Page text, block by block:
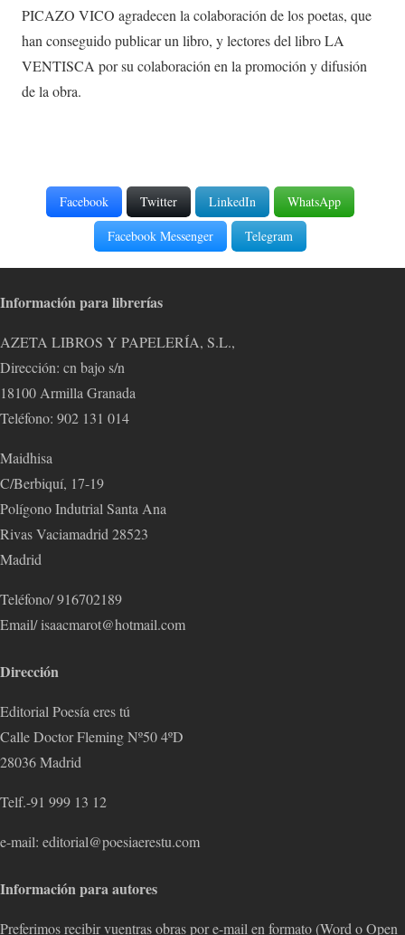
PICAZO VICO agradecen la colaboración de los poetas, que
han conseguido publicar un libro, y lectores del libro LA
VENTISCA por su colaboración en la promoción y difusión
de la obra.
Facebook Twitter LinkedIn
WhatsApp
Facebook Messenger
Telegram
Información para librerías
AZETA LIBROS Y PAPELERÍA, S.L.,
Dirección: cn bajo s/n
18100 Armilla Granada
Teléfono: 902 131 014
Maidhisa
C/Berbiquí, 17-19
Polígono Indutrial Santa Ana
Rivas Vaciamadrid 28523
Madrid
Teléfono/ 916702189
Email/ isaacmarot@hotmail.com
Dirección
Editorial Poesía eres tú
Calle Doctor Fleming Nº50 4ºD
28036 Madrid
Telf.-91 999 13 12
e-mail: editorial@poesiaerestu.com
Información para autores
Preferimos recibir vuentras obras por e-mail en formato (Word o Open